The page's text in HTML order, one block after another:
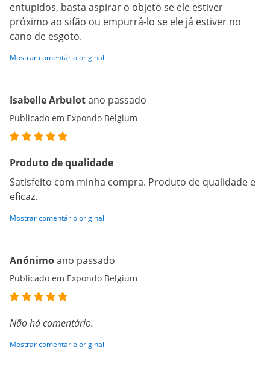
entupidos, basta aspirar o objeto se ele estiver
próximo ao sifão ou empurrá-lo se ele já estiver no
cano de esgoto.
Mostrar comentário original
Isabelle Arbulotano passado
Publicado em Expondo Belgium
Produto de qualidade
Satisfeito com minha compra. Produto de qualidade e
eficaz.
Mostrar comentário original
Anónimoano passado
Publicado em Expondo Belgium
Não há comentário.
Mostrar comentário original